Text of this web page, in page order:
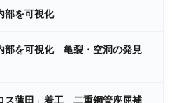
部を可視化
部を可視化 亀裂・空洞の発見
ス蓮田」着工 二重鋼管座屈補